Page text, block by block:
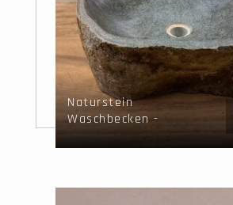
Naturstein
Waschbecken -
48x44x15cm - FL22501